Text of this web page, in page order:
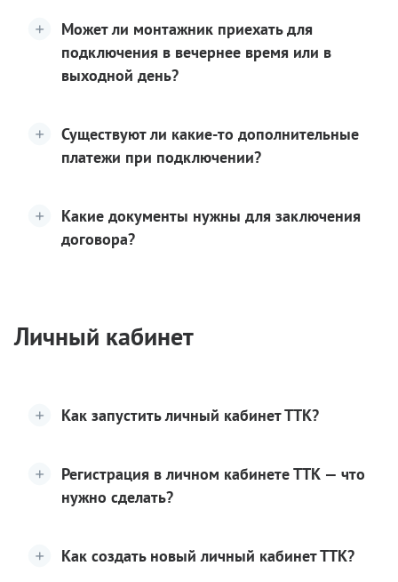
Может ли монтажник приехать для
подключения в вечернее время или в
выходной день?
Существуют ли какие-то дополнительные
платежи при подключении?
Какие документы нужны для заключения
договора?
Личный кабинет
Как запустить личный кабинет ТТК?
Регистрация в личном кабинете ТТК — что
нужно сделать?
Как создать новый личный кабинет ТТК?